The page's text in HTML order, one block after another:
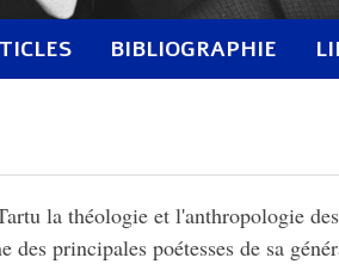
BIBLIOGRAPHIE
la théologie et l'anthropologie
principales poétesses de sa